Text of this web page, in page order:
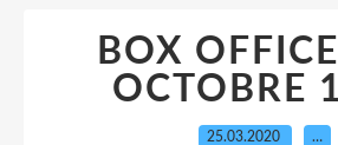
BOX
OCTOBRE
25.03.2020 …